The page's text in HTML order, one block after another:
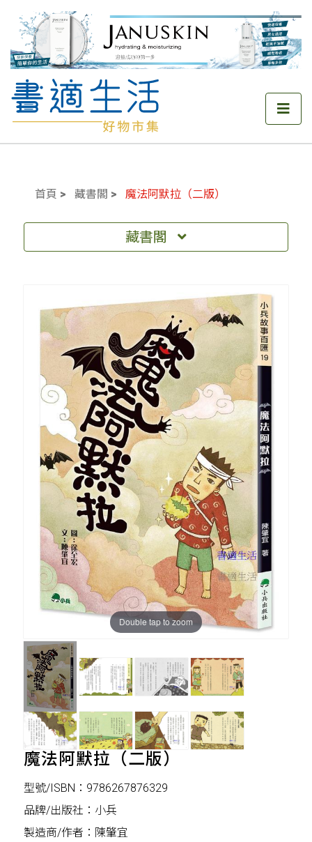
首頁 藏書閣 魔法阿默拉（二版）
藏書閣
Double tap to zoom
魔法阿默拉（二版）
型號/ISBN：9786267876329
品牌/出版社：小兵
製造商/作者：陳肇宜